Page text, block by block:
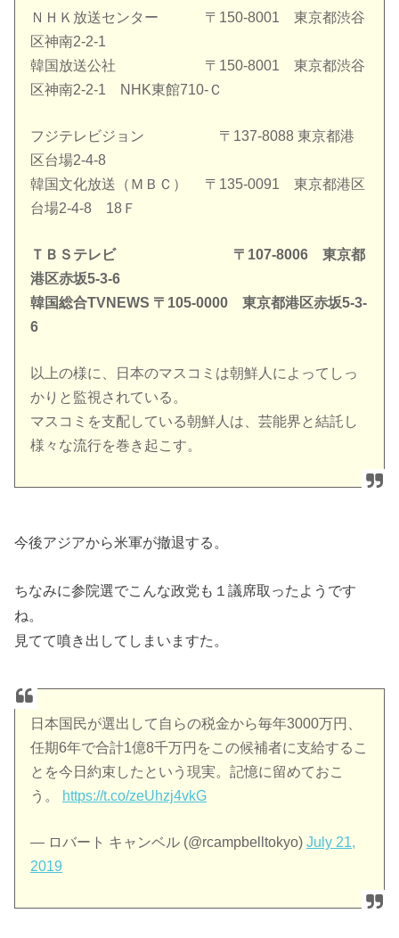
ＮＨＫ放送センター 〒150-8001 東京都渋谷
区神南2-2-1
韓国放送公社 〒150-8001 東京都渋谷
区神南2-2-1 NHK東館710-Ｃ
フジテレビジョン 〒137-8088 東京都港
区台場2-4-8
韓国文化放送（ＭＢＣ） 〒135-0091 東京都港区
台場2-4-8 18Ｆ
ＴＢＳテレビ 〒107-8006 東京都
港区赤坂5-3-6
韓国総合TVNEWS 〒105-0000 東京都港区赤坂5-3-
6
以上の様に、日本のマスコミは朝鮮人によってしっ
かりと監視されている。
マスコミを支配している朝鮮人は、芸能界と結託し
様々な流行を巻き起こす。
今後アジアから米軍が撤退する。
ちなみに参院選でこんな政党も１議席取ったようです
ね。
見てて噴き出してしまいますた。
日本国民が選出して自らの税金から毎年3000万円、
任期6年で合計1億8千万円をこの候補者に支給するこ
とを今日約束したという現実。記憶に留めておこ
う。
https://t.co/zeUhzj4vkG
— ロバート キャンベル (@rcampbelltokyo)July 21,
2019